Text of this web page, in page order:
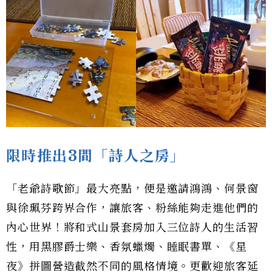
限時推出3間「詩人之房」
「老爺詩歌節」最大亮點，便是邀請鴻鴻、何景窗
與徐珮芬跨界合作，讓旅客、粉絲能夠走進他們的
內心世界！將和式山景套房加入三位詩人的生活習
性，用黑膠爵士樂、香氛蠟燭、睡眠書單、《星
夜》拼圖營造截然不同的風格情境。更歡迎旅客延